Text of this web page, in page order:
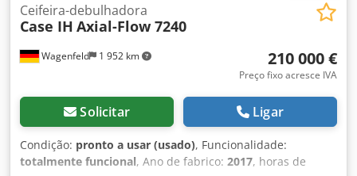
Wagenfeld 1 952 km
Ceifeira-debulhadora
Case IH Axial-Flow 7240
210 000 €
Preço fixo acresce IVA
Solicitar Ligar
Condição: pronto a usar (usado), Funcionalidade:
totalmente funcional, Ano de fabrico: 2017, horas de